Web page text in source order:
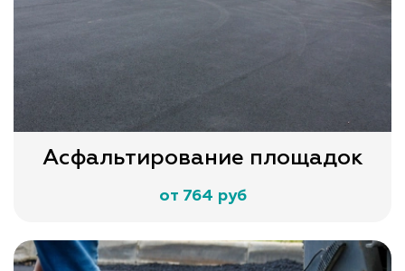
Асфальтирование площадок
от 764 руб